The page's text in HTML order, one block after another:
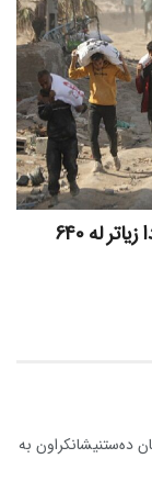
نەتەوە یەکگرتووەکان: لە سێ مانگی ڕابردوودا زیاتر لە 640
دەستنیشانکراون بە